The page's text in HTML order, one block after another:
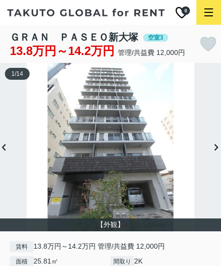
0
ＧＲＡＮ ＰＡＳＥＯ新大塚 空室3
13.8万円～14.2万円 管理/共益費 12,000円
【外観】
1/14
賃料 13.8万円～14.2万円 管理/共益費 12,000円
面積 25.81㎡ 間取り 2K